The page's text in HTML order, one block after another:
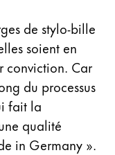
de stylo-bille
soient en
conviction. Car
du processus
fait la
qualité
in Germany ».